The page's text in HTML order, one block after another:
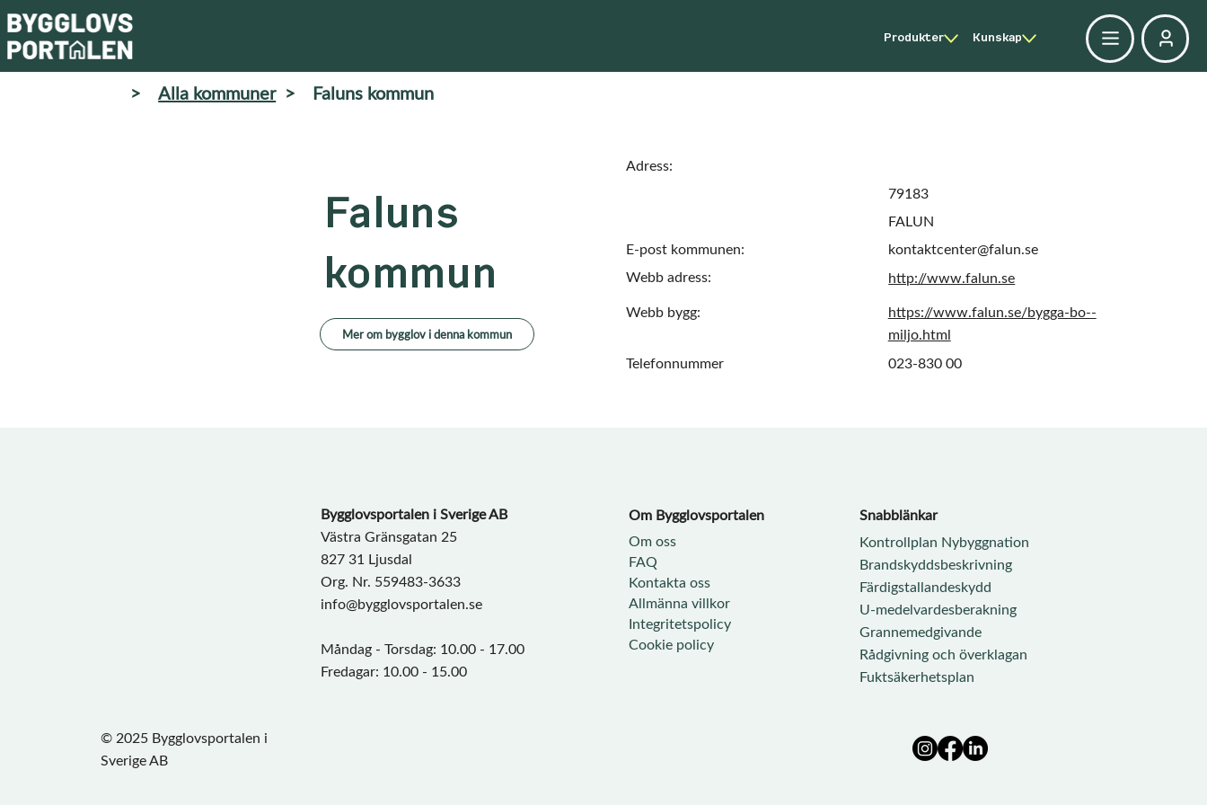
Produkter Kunskap
> Alla kommuner > Faluns kommun
Faluns
kommun
Mer om bygglov i denna kommun
Adress:
E-post kommunen:
Webb adress:
Webb bygg:
Telefonnummer
79183
FALUN
kontaktcenter@falun.se
http://www.falun.se
https://www.falun.se/bygga-bo--
miljo.html
023-830 00
Bygglovsportalen i Sverige AB
Västra Gränsgatan 25
827 31 Ljusdal
Org. Nr. 559483-3633
info@bygglovsportalen.se
Måndag - Torsdag: 10.00 - 17.00
Fredagar: 10.00 - 15.00
Om Bygglovsportalen​
Om oss
FAQ
Kontakta oss
Allmänna villkor
Integritetspolicy
Cookie policy
Snabblänkar
Kontrollplan Nybyggnation
Brandskyddsbeskrivning
Färdigstallandeskydd
U-medelvardesberakning
Grannemedgivande
Rådgivning och överklagan
Fuktsäkerhetsplan
© 2025 Bygglovsportalen i
Sverige AB